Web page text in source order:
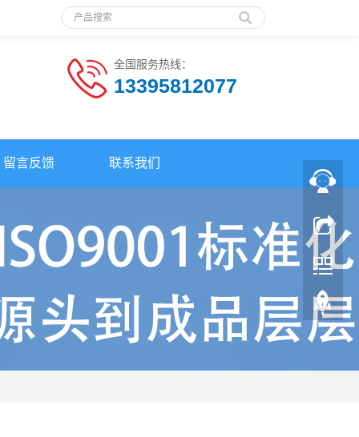
全国服务热线：
13395812077
留言反馈 联系我们